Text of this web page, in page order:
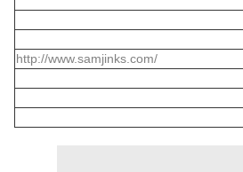
http://www.samjinks.com/